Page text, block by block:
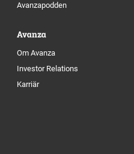
Avanzapodden
Avanza
Om Avanza
Investor Relations
Karriär